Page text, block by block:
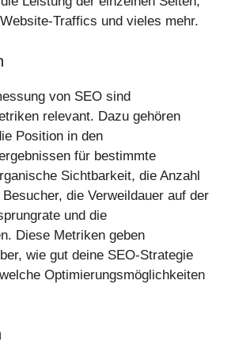
Traffics und vieles mehr.
von SEO sind
relevant. Dazu gehören
Position in den
für bestimmte
Sichtbarkeit, die Anzahl
die Verweildauer auf der
und die
Diese Metriken geben
wie gut deine SEO-Strategie
Optimierungsmöglichkeiten